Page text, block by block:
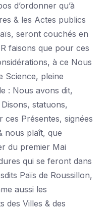
d’ordonner qu’à
& les Actes publics
seront couchés en
faisons que pour ces
à ce Nous
Science, pleine
: Nous avons dit,
statuons,
Présentes, signées
nous plaît, que
du premier Mai
qui se feront dans
Païs de Roussillon,
aussi les
des Villes & des